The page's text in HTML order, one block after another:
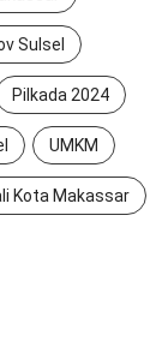
Sulsel
Pilkada 2024
UMKM
Kota Makassar